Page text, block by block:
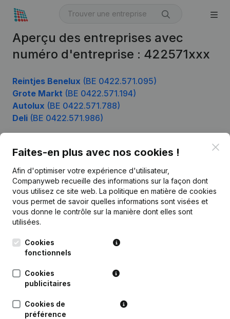
Aperçu des entreprises avec
numéro d'entreprise : 422571xxx
Reintjes Benelux (BE 0422.571.095)
Grote Markt (BE 0422.571.194)
Autolux (BE 0422.571.788)
Deli (BE 0422.571.986)
Faites-en plus avec nos cookies !
Afin d'optimiser votre expérience d'utilisateur,
Companyweb recueille des informations sur la façon dont
vous utilisez ce site web. La politique en matière de cookies
vous permet de savoir quelles informations sont visées et
vous donne le contrôle sur la manière dont elles sont
utilisées.
Cookies
fonctionnels
Cookies
publicitaires
Cookies de
préférence
Français
Leuvensesteenweg
248D,
Produit
Informations d’entreprise
Monitoring
Recherche internationale
Thème